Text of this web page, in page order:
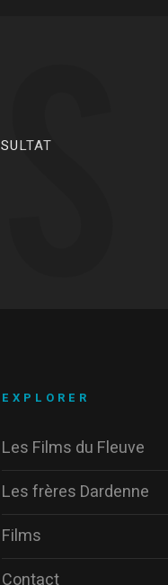
EXPLORER
Les Films du Fleuve
Les frères Dardenne
Films
Contact